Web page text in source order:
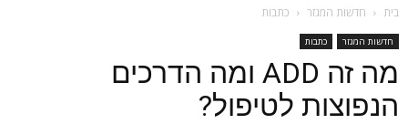
בית חדשות המגזר כתבות
חדשות המגזר כתבות
מה זה ADD ומה הדרכים
הנפוצות לטיפול?